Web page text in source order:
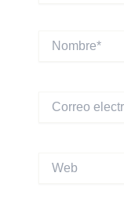
electrónico*